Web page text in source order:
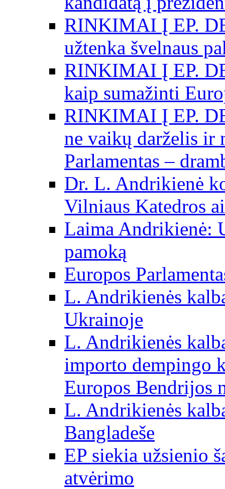
RINKIMAI Į EP.
užtenka švelnaus
RINKIMAI Į EP.
kaip sumažinti
RINKIMAI Į EP.
ne vaikų darželis ir
Parlamentas –
Dr. L. Andrikienė
Vilniaus Katedros
Laima Andrikienė:
pamoką
Europos
L. Andrikienės
Ukrainoje
L. Andrikienės
importo dempingo
Europos Bendrijos
L. Andrikienės
Bangladeše
EP siekia užsienio
atvėrimo